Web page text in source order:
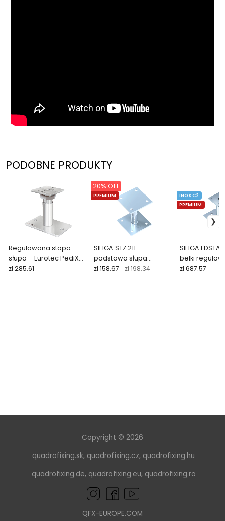
PODOBNE PRODUKTY
Regulowana stopa
słupa – Eurotec PediX
HV
zł 285.61
SIHGA STZ 211 -
podstawa słupa
regulowana
PREMIUM
20% OFF
zł 158.67 zł 198.34
SIHGA
belki
INOX C2
PREMIUM
zł 687.57
Copyright © 2026
quadrofixing.sk, quadrofixing.cz, quadrofixing.hu
quadrofixing.de, quadrofixing.eu, quadrofixing.ro
QFX-EUROPE.COM